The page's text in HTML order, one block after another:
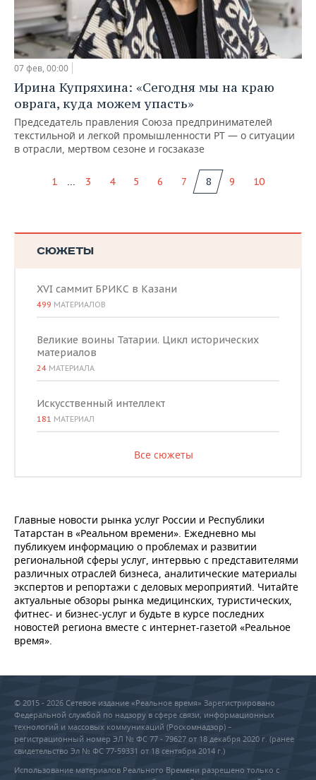
07 фев, 00:00
Ирина Купряхина: «Сегодня мы на краю
оврага, куда можем упасть»
Председатель правления Союза предпринимателей
текстильной и легкой промышленности РТ — о ситуации
в отрасли, мертвом сезоне и госзаказе
1 ... 3 4 5 6 7 8 9 10
СЮЖЕТЫ
XVI саммит БРИКС в Казани
499 МАТЕРИАЛОВ
Великие воины Татарии. Цикл исторических
материалов
24 МАТЕРИАЛА
Искусственный интеллект
181 МАТЕРИАЛ
Все сюжеты
Главные новости рынка услуг России и Республики
Татарстан в «Реальном времени». Ежедневно мы
публикуем информацию о проблемах и развитии
региональной сферы услуг, интервью с представителями
различных отраслей бизнеса, аналитические материалы
экспертов и репортажи с деловых мероприятий. Читайте
актуальные обзоры рынка медицинских, туристических,
фитнес- и бизнес-услуг и будьте в курсе последних
новостей региона вместе с интернет-газетой «Реальное
время».
© 2015 - 2026 Сетевое издание «Реальное время» Зарегистрировано
Федеральной службой по надзору в сфере связи, информационных
технологий и массовых коммуникаций (Роскомнадзор) –
регистрационный номер ЭЛ № ФС 77 - 79627 от 18 декабря 2020 г. (ранее
свидетельство Эл № ФС 77-59331 от 18 сентября 2014 г.)
Использование материалов Реального Времени разрешено только с